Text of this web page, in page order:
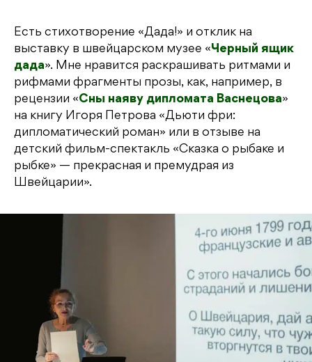
Есть стихотворение «Дада!» и отклик на
выставку в швейцарском музее «Черный ящик
дада». Мне нравится раскрашивать ритмами и
рифмами фрагменты прозы, как, например, в
рецензии «Сны наяву дипломата Васнецова»
на книгу Игоря Петрова «Дьюти фри:
дипломатический роман» или в отзыве на
детский фильм-спектакль «Сказка о рыбаке и
рыбке» — прекрасная и премудрая из
Швейцарии».